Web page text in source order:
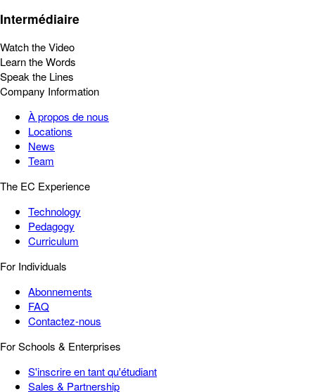
Intermédiaire
Watch the Video
Learn the Words
Speak the Lines
Company Information
À propos de nous
Locations
News
Team
The EC Experience
Technology
Pedagogy
Curriculum
For Individuals
Abonnements
FAQ
Contactez-nous
For Schools & Enterprises
S'inscrire en tant qu'étudiant
Sales & Partnership